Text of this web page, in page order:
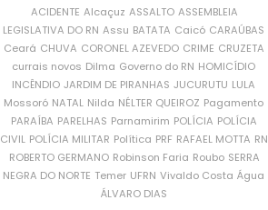
ACIDENTE Alcaçuz ASSALTO ASSEMBLEIA
LEGISLATIVA DO RN Assu BATATA Caicó CARAÚBAS
Ceará CHUVA CORONEL AZEVEDO CRIME CRUZETA
currais novos Dilma Governo do RN HOMICÍDIO
INCÊNDIO JARDIM DE PIRANHAS JUCURUTU LULA
Mossoró NATAL Nilda NÉLTER QUEIROZ Pagamento
PARAÍBA PARELHAS Parnamirim POLÍCIA POLÍCIA
CIVIL POLÍCIA MILITAR Política PRF RAFAEL MOTTA RN
ROBERTO GERMANO Robinson Faria Roubo SERRA
NEGRA DO NORTE Temer UFRN Vivaldo Costa Água
ÁLVARO DIAS